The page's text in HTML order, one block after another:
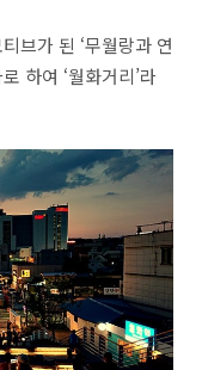
브가 된 ‘무월랑과 연
하여 ‘월화거리’라